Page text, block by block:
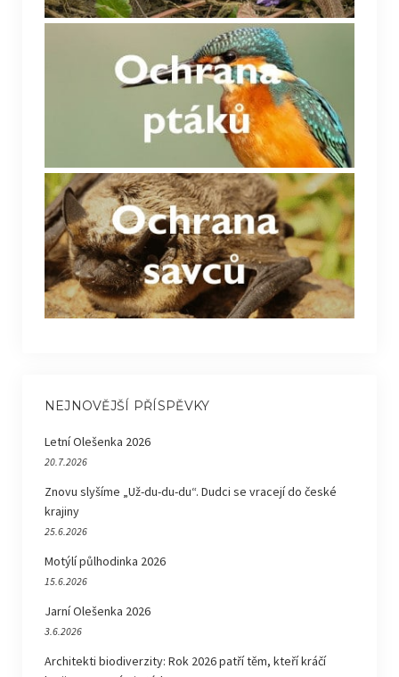
NEJNOVĚJŠÍ PŘÍSPĚVKY
Letní Olešenka 2026
20.7.2026
Znovu slyšíme „Už-du-du-du“. Dudci se vracejí do české
krajiny
25.6.2026
Motýlí půlhodinka 2026
15.6.2026
Jarní Olešenka 2026
3.6.2026
Architekti biodiverzity: Rok 2026 patří těm, kteří kráčí